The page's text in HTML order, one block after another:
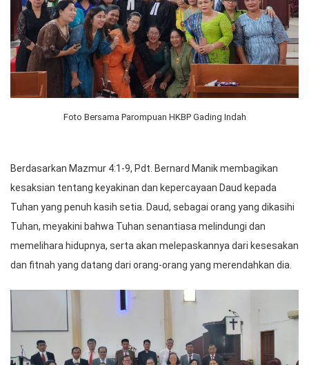
Foto Bersama Parompuan HKBP Gading Indah
Berdasarkan Mazmur 4:1-9, Pdt. Bernard Manik membagikan
kesaksian tentang keyakinan dan kepercayaan Daud kepada
Tuhan yang penuh kasih setia. Daud, sebagai orang yang dikasihi
Tuhan, meyakini bahwa Tuhan senantiasa melindungi dan
memelihara hidupnya, serta akan melepaskannya dari kesesakan
dan fitnah yang datang dari orang-orang yang merendahkan dia.